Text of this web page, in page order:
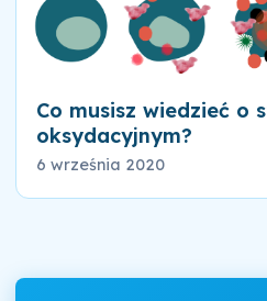
Co musisz wiedzieć o
oksydacyjnym?
6 września 2020